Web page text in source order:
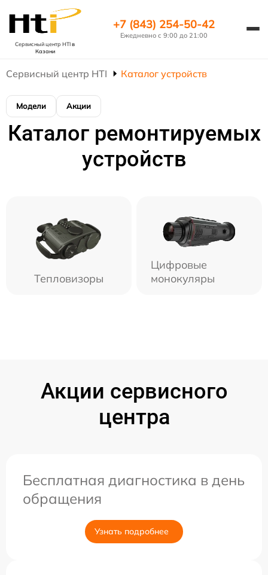
Сервисный центр HTIв
Казани
+7 (843) 254-50-42
Ежедневно с 9:00 до 21:00
Сервисный центр HTI Каталог устройств
Модели Акции
Каталог ремонтируемых
устройств
Тепловизоры
Цифровые
монокуляры
Акции сервисного
центра
Бесплатная диагностика в день
обращения
Узнать подробнее